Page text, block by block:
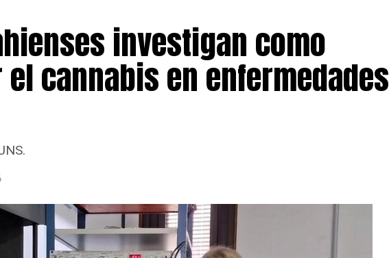
investigan como
cannabis en enfermedades